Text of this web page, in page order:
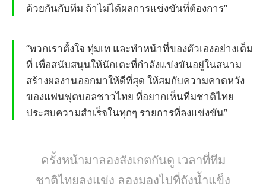
ด้วยกันกับทีม ถ้าไม่ได้ผลการแข่งขันที่ต้องการ”
“พวกเราตั้งใจ ทุ่มเท และทำหน้าที่ของตัวเองอย่างเต็ม
ที่ เพื่อสนับสนุนให้นักเตะที่กำลังแข่งขันอยู่ในสนาม
สร้างผลงานออกมาให้ดีที่สุด ให้สมกับความคาดหวัง
ของแฟนฟุตบอลชาวไทย ที่อยากเห็นทีมชาติไทย
ประสบความสำเร็จในทุกๆ รายการที่ลงแข่งขัน”
ครั้งหน้ามาลองสังเกตกันดู เวลาที่ทีม
ชาติไทยลงแข่ง ลองมองไปที่ถังน้ำแข็ง